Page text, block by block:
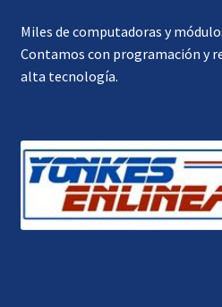
Miles de computadoras y
Contamos con programación y
alta tecnología.